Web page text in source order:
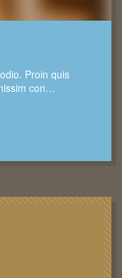
Proin quis
con…